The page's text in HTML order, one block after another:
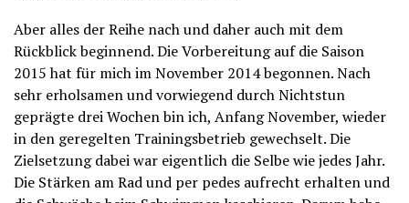
Aber alles der Reihe nach und daher auch mit dem
Rückblick beginnend. Die Vorbereitung auf die Saison
2015 hat für mich im November 2014 begonnen. Nach
sehr erholsamen und vorwiegend durch Nichtstun
geprägte drei Wochen bin ich, Anfang November, wieder
in den geregelten Trainingsbetrieb gewechselt. Die
Zielsetzung dabei war eigentlich die Selbe wie jedes Jahr.
Die Stärken am Rad und per pedes aufrecht erhalten und